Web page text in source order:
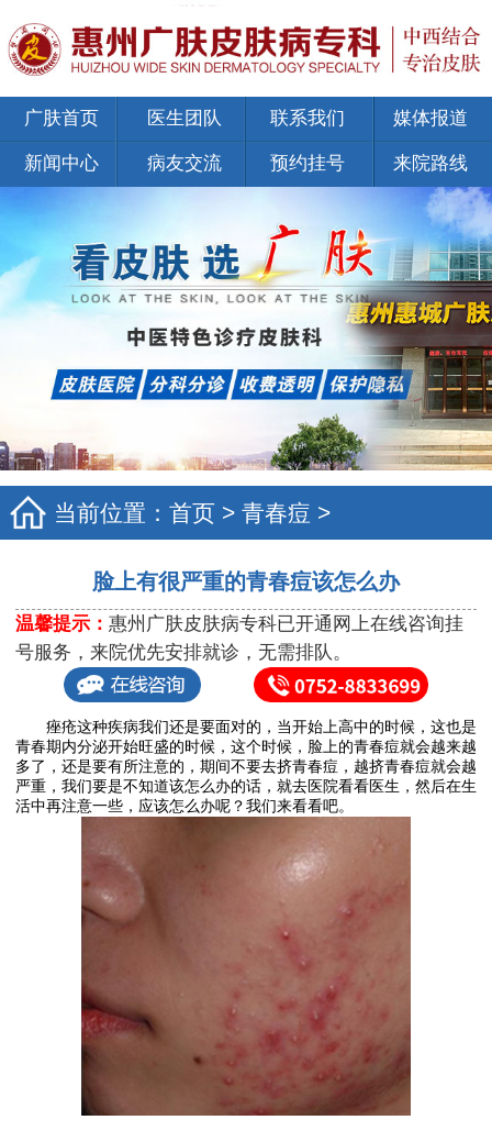
广肤首页 医生团队 联系我们 媒体报道
新闻中心 病友交流 预约挂号 来院路线
当前位置： 首页 > 青春痘 >
脸上有很严重的青春痘该怎么办
温馨提示： 惠州广肤皮肤病专科已开通网上在线咨询挂
号服务，来院优先安排就诊，无需排队。
痤疮这种疾病我们还是要面对的，当开始上高中的时候，这也是
青春期内分泌开始旺盛的时候，这个时候，脸上的青春痘就会越来越
多了，还是要有所注意的，期间不要去挤青春痘，越挤青春痘就会越
严重，我们要是不知道该怎么办的话，就去医院看看医生，然后在生
活中再注意一些，应该怎么办呢？我们来看看吧。